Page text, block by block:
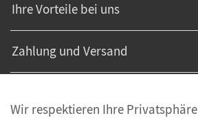
Ihre Vorteile bei uns
Zahlung und Versand
Wir respektieren Ihre Privatsphäre